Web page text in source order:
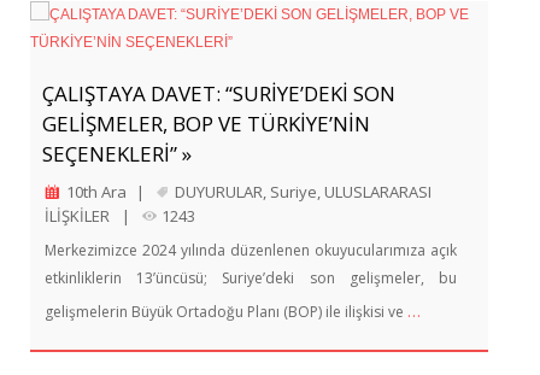
ÇALIŞTAYA DAVET: “SURİYE’DEKİ SON
GELİŞMELER, BOP VE TÜRKİYE’NİN
SEÇENEKLERİ” »
10th Ara | DUYURULAR, Suriye, ULUSLARARASI
İLİŞKİLER
| 1243
Merkezimizce 2024 yılında düzenlenen okuyucularımıza açık
etkinliklerin 13’üncüsü; Suriye’deki son gelişmeler, bu
gelişmelerin Büyük Ortadoğu Planı (BOP) ile ilişkisi ve …